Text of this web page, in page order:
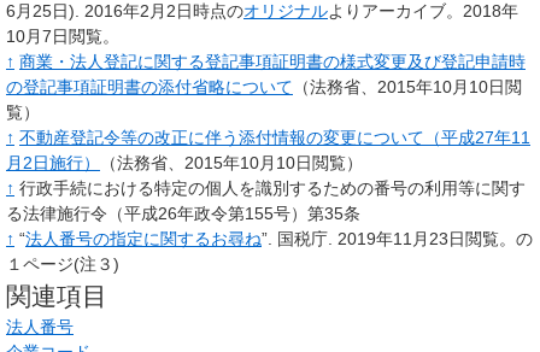
6月25日). 2016年2月2日時点のオリジナルよりアーカイブ。2018年
10月7日閲覧。
↑ 商業・法人登記に関する登記事項証明書の様式変更及び登記申請時
の登記事項証明書の添付省略について （法務省、2015年10月10日閲
覧）
↑ 不動産登記令等の改正に伴う添付情報の変更について（平成27年11
月2日施行）
（法務省、2015年10月10日閲覧）
↑ 行政手続における特定の個人を識別するための番号の利用等に関す
る法律施行令（平成26年政令第155号）第35条
↑ “法人番号の指定に関するお尋ね”. 国税庁. 2019年11月23日閲覧。 の
１ページ(注３)
関連項目
法人番号